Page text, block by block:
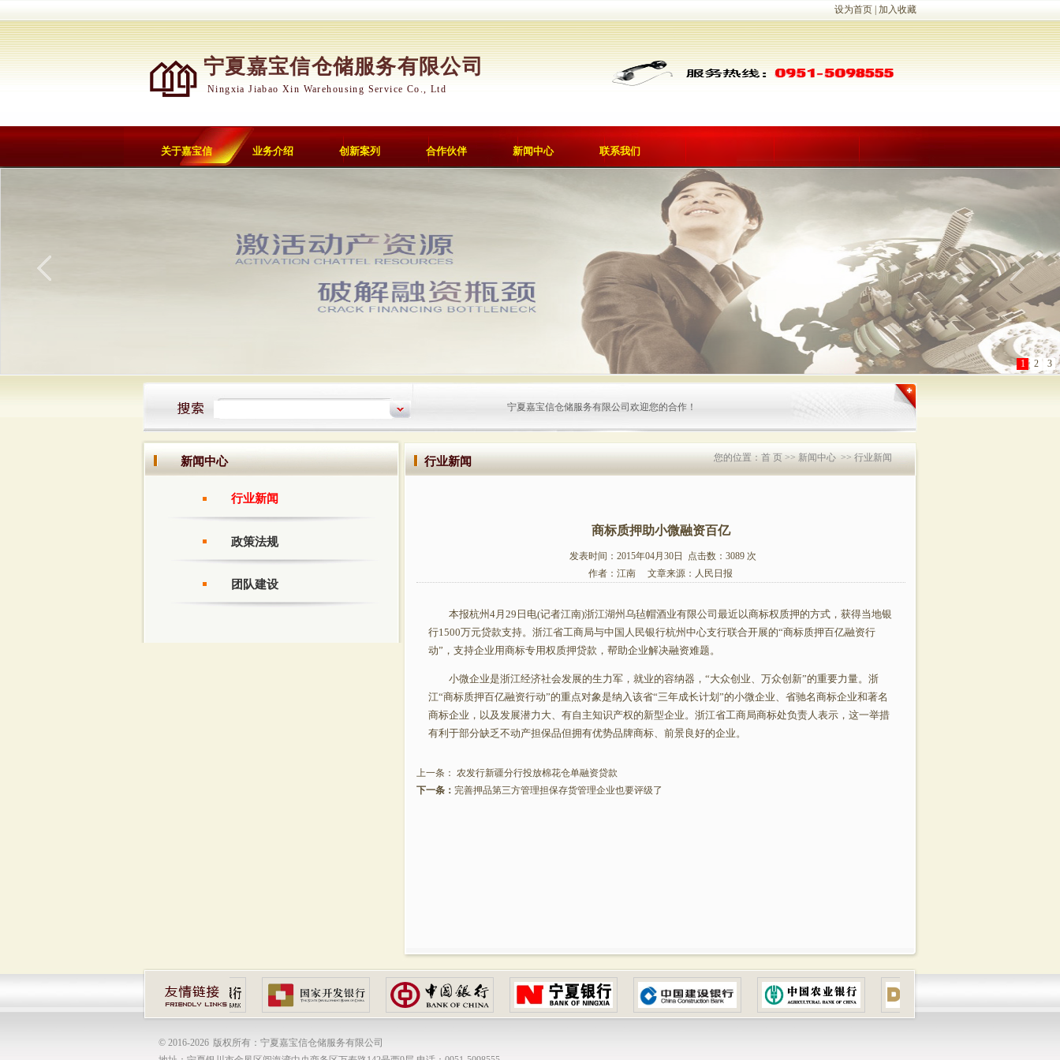
设为首页 加入收藏
宁夏嘉宝信仓储服务有限公司
Ningxia Jiabao Xin Warehousing Service Co., Ltd
关于嘉宝信 业务介绍 创新案列 合作伙伴 新闻中心 联系我们
1 2 3
宁夏嘉宝信仓储服务有限公司欢迎您的合作！
新闻中心
行业新闻
政策法规
团队建设
行业新闻 您的位置： 首 页>> 新闻中心 >> 行业新闻
商标质押助小微融资百亿
发表时间： 2015年04月30日
点击数：3089 次
作者：江南 文章来源：人民日报
本报杭州4月29日电(记者江南)浙江湖州乌毡帽酒业有限公司最近以商标权质押的方式，获得当地银
行1500万元贷款支持。浙江省工商局与中国人民银行杭州中心支行联合开展的“商标质押百亿融资行
动”，支持企业用商标专用权质押贷款，帮助企业解决融资难题。
小微企业是浙江经济社会发展的生力军，就业的容纳器，“大众创业、万众创新”的重要力量。浙
江“商标质押百亿融资行动”的重点对象是纳入该省“三年成长计划”的小微企业、省驰名商标企业和著名
商标企业，以及发展潜力大、有自主知识产权的新型企业。浙江省工商局商标处负责人表示，这一举措
有利于部分缺乏不动产担保品但拥有优势品牌商标、前景良好的企业。
上一条： 农发行新疆分行投放棉花仓单融资贷款
下一条： 完善押品第三方管理担保存货管理企业也要评级了
© 2016-2026 版权所有：宁夏嘉宝信仓储服务有限公司